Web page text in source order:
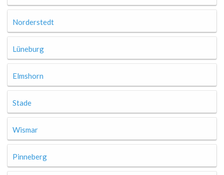
Norderstedt
Lüneburg
Elmshorn
Stade
Wismar
Pinneberg